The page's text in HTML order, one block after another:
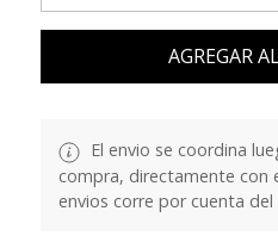
AGREGAR
El envio se coordina
compra, directamente con
envios corre por cuenta